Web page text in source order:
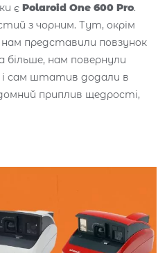
є Polaroid One 600 Pro.
з чорним. Тут, окрім
нам представили повзунок
більше, нам повернули
сам штатив додали в
приплив щедрості,